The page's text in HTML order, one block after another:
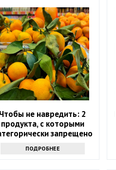
Чтобы не навредить: 2
продукта, с которыми
запрещено
ПОДРОБНЕЕ